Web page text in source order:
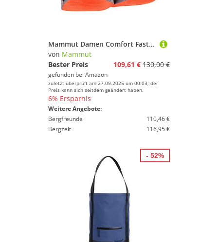
Mammut Damen Comfort Fast Adjust Klettergurt, Shark-Safety orange, S
von Mammut
Bester Preis
109,61 € 130,00 €
gefunden bei Amazon
zuletzt überprüft am 27.09.2025 um 00:03; der
Preis kann sich seitdem geändert haben.
6% Ersparnis
Weitere Angebote:
Bergfreunde
110,46 €
Bergzeit
116,95 €
- 52%